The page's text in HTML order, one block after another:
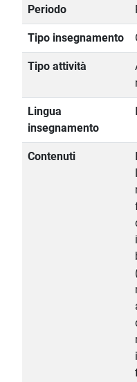
Periodo
Tipo insegnamento
Tipo attività
Lingua
insegnamento
Contenuti